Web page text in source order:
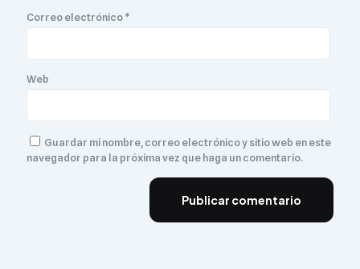
Correo electrónico*
Web
Guardar mi nombre, correo electrónico y sitio web en este
navegador para la próxima vez que haga un comentario.